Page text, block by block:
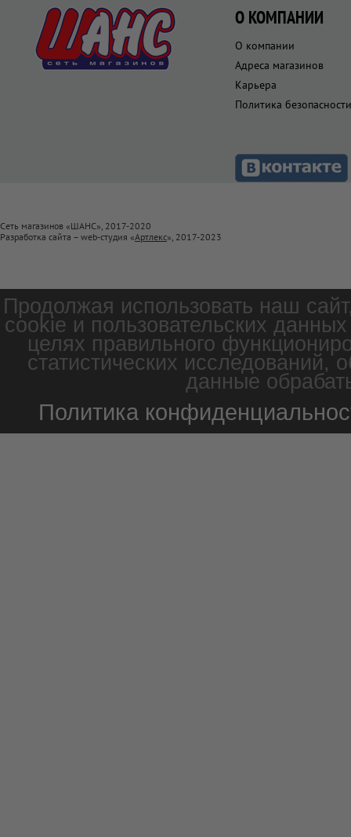
О КОМПАНИИ
О компании
Адреса магазинов
Карьера
Политика безопасности
Сеть магазинов «ШАНС», 2017-2020
Разработка сайта – web-студия «Артлекс», 2017-2023
Продолжая использовать наш
cookie и пользовательских
целях правильного
статистических
данные
Политика